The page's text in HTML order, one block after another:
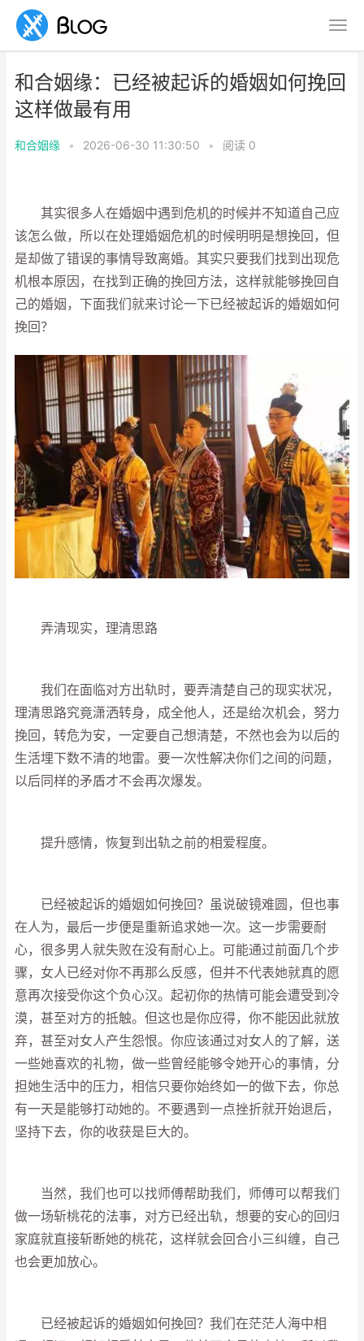
和合姻缘：已经被起诉的婚姻如何挽回
这样做最有用
和合姻缘 • 2026-06-30 11:30:50 • 阅读 0
其实很多人在婚姻中遇到危机的时候并不知道自己应
该怎么做，所以在处理婚姻危机的时候明明是想挽回，但
是却做了错误的事情导致离婚。其实只要我们找到出现危
机根本原因，在找到正确的挽回方法，这样就能够挽回自
己的婚姻，下面我们就来讨论一下已经被起诉的婚姻如何
挽回？
弄清现实，理清思路
我们在面临对方出轨时，要弄清楚自己的现实状况，
理清思路究竟潇洒转身，成全他人，还是给次机会，努力
挽回，转危为安，一定要自己想清楚，不然也会为以后的
生活埋下数不清的地雷。要一次性解决你们之间的问题，
以后同样的矛盾才不会再次爆发。
提升感情，恢复到出轨之前的相爱程度。
已经被起诉的婚姻如何挽回？虽说破镜难圆，但也事
在人为，最后一步便是重新追求她一次。这一步需要耐
心，很多男人就失败在没有耐心上。可能通过前面几个步
骤，女人已经对你不再那么反感，但并不代表她就真的愿
意再次接受你这个负心汉。起初你的热情可能会遭受到冷
漠，甚至对方的抵触。但这也是你应得，你不能因此就放
弃，甚至对女人产生怨恨。你应该通过对女人的了解，送
一些她喜欢的礼物，做一些曾经能够令她开心的事情，分
担她生活中的压力，相信只要你始终如一的做下去，你总
有一天是能够打动她的。不要遇到一点挫折就开始退后，
坚持下去，你的收获是巨大的。
当然，我们也可以找师傅帮助我们，师傅可以帮我们
做一场斩桃花的法事，对方已经出轨，想要的安心的回归
家庭就直接斩断她的桃花，这样就会回合小三纠缠，自己
也会更加放心。
已经被起诉的婚姻如何挽回？我们在茫茫人海中相